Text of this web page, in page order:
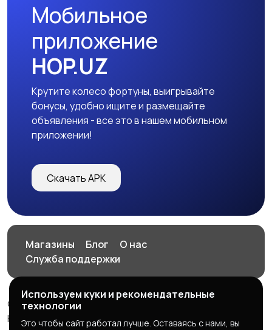
Мобильное
приложение
HOP.UZ
Крутите колесо фортуны, выигрывайте
бонусы, удобно ищите и размещайте
объявления - все это в нашем мобильном
приложении!
Скачать APK
Магазины Блог
О нас
Служба поддержки
© 2026 HOP.UZ
HOP.UZ
Используем куки и рекомендательные
технологии
Это чтобы сайт работал лучше. Оставаясь с нами, вы